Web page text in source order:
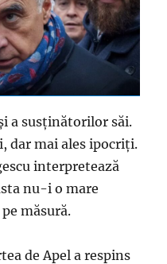
a susţinătorilor săi.
dar mai ales ipocriţi.
interpretează
nu-i o mare
măsură.
de Apel a respins